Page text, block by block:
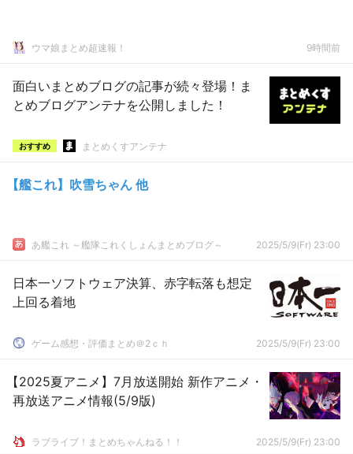
ウマ娘まとめ超速報！ 9時間前
面白いまとめブログの記事が続々登場！ま
とめブログアンテナを公開しました！
おすすめ まとめくすアンテナ
【艦これ】吹雪ちゃん 他
あ艦これ ～艦隊これくしょんまとめブログ～ 2025/5/9(Fr) 23:00
日本一ソフトウェア決算、赤字転落も想定
上回る着地
ゲーム感想・評価まとめ＠2ｃｈ 2025/5/9(Fr) 23:00
【2025夏アニメ】7月放送開始 新作アニメ・
再放送アニメ情報(5/9版)
ラブライブ！まとめちゃんねる！！ 2025/5/9(Fr) 23:00